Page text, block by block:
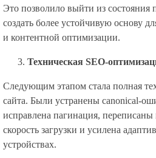
Это позволило выйти из состояния
создать более устойчивую основу
и контентной оптимизации.
Техническая SEO-
Следующим этапом стала полная
сайта. Были устранены canonical-
исправлена пагинация, переписаны
скорость загрузки и усилена
устройствах.